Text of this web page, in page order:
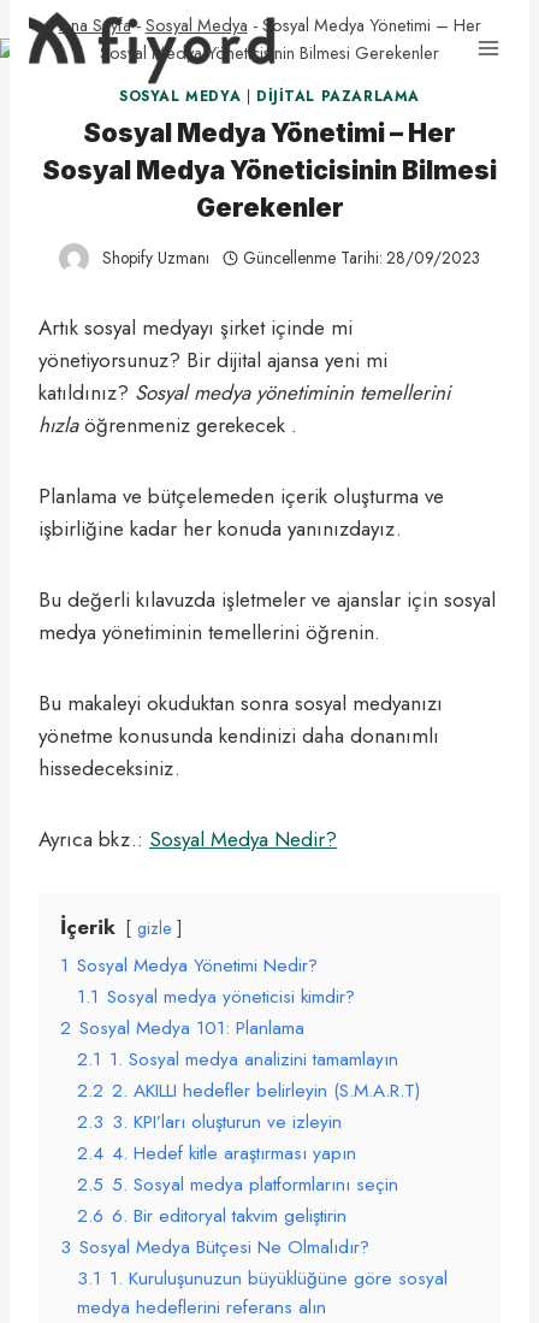
Skip
to
Ana Sayfa- Sosyal Medya - Sosyal Medya Yönetimi – Her
Sosyal Medya Yöneticisinin Bilmesi Gerekenler
SOSYAL MEDYA | DIJITAL PAZARLAMA
Sosyal Medya Yönetimi – Her
Sosyal Medya Yöneticisinin Bilmesi
Gerekenler
Shopify Uzmanı Güncellenme Tarihi: 28/09/2023
Artık sosyal medyayı şirket içinde mi
yönetiyorsunuz? Bir dijital ajansa yeni mi
katıldınız? Sosyal medya yönetiminin temellerini
hızlaöğrenmeniz gerekecek .
Planlama ve bütçelemeden içerik oluşturma ve
işbirliğine kadar her konuda yanınızdayız.
Bu değerli kılavuzda işletmeler ve ajanslar için sosyal
medya yönetiminin temellerini öğrenin.
Bu makaleyi okuduktan sonra sosyal medyanızı
yönetme konusunda kendinizi daha donanımlı
hissedeceksiniz.
Ayrıca bkz.: Sosyal Medya Nedir?
İçerik gizle
1 Sosyal Medya Yönetimi Nedir?
1.1 Sosyal medya yöneticisi kimdir?
2 Sosyal Medya 101: Planlama
2.1 1. Sosyal medya analizini tamamlayın
2.2 2. AKILLI hedefler belirleyin (S.M.A.R.T)
2.3 3. KPI’ları oluşturun ve izleyin
2.4 4. Hedef kitle araştırması yapın
2.5 5. Sosyal medya platformlarını seçin
2.6 6. Bir editoryal takvim geliştirin
3 Sosyal Medya Bütçesi Ne Olmalıdır?
3.1 1. Kuruluşunuzun büyüklüğüne göre sosyal
medya hedeflerini referans alın